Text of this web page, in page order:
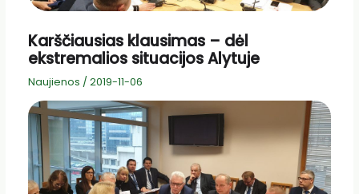
Karščiausias klausimas – dėl
ekstremalios situacijos Alytuje
Naujienos / 2019-11-06